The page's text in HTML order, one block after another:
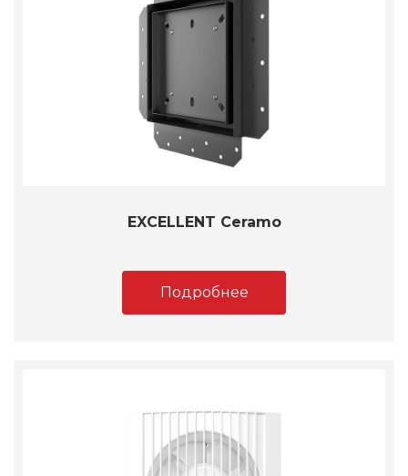
EXCELLENT Ceramo
Подробнее